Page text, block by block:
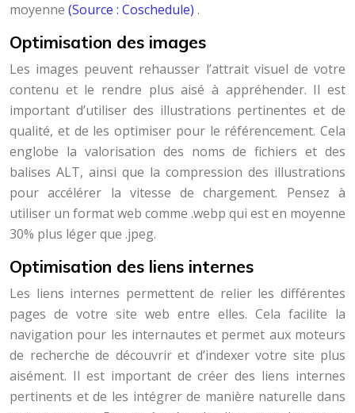
moyenne (Source : Coschedule) .
Optimisation des images
Les images peuvent rehausser l’attrait visuel de votre
contenu et le rendre plus aisé à appréhender. Il est
important d’utiliser des illustrations pertinentes et de
qualité, et de les optimiser pour le référencement. Cela
englobe la valorisation des noms de fichiers et des
balises ALT, ainsi que la compression des illustrations
pour accélérer la vitesse de chargement. Pensez à
utiliser un format web comme .webp qui est en moyenne
30% plus léger que .jpeg.
Optimisation des liens internes
Les liens internes permettent de relier les différentes
pages de votre site web entre elles. Cela facilite la
navigation pour les internautes et permet aux moteurs
de recherche de découvrir et d’indexer votre site plus
aisément. Il est important de créer des liens internes
pertinents et de les intégrer de manière naturelle dans